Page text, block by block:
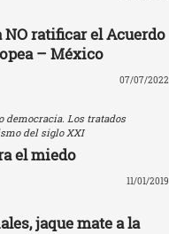
NO ratificar el Acuerdo
– México
07/07/2022
democracia. Los tratados
del siglo XXI
el miedo
11/01/2019
jaque mate a la